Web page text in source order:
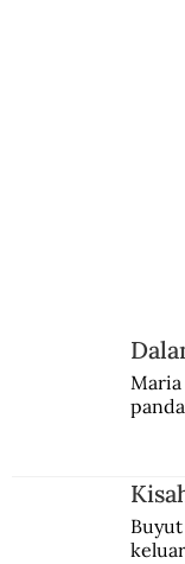
Gerakan
Maria